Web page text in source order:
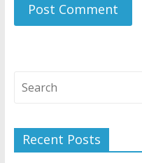
Recent Posts